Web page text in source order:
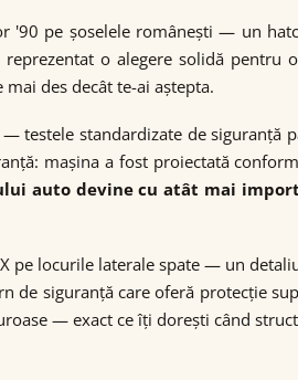
pe șoselele românești — un
o alegere solidă
des decât te-ai aștepta.
testele standardizate de
mașina a fost proiectată
auto devine cu atât mai
pe locurile laterale spate — un
de siguranță care oferă protecție
— exact ce îți dorești când